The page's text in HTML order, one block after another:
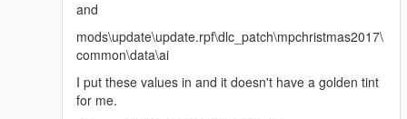
and
mods\update\update.rpf\dlc_patch\mpchristmas2017\
common\data\ai
I put these values in and it doesn't have a golden tint
for me.